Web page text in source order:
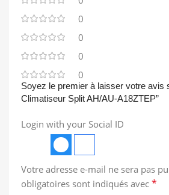
0
0
0
0
Soyez le premier à laisser votre avis
Climatiseur Split AH/AU-A18ZTEP”
Login with your Social ID
Votre adresse e-mail ne sera pas
obligatoires sont indiqués avec *